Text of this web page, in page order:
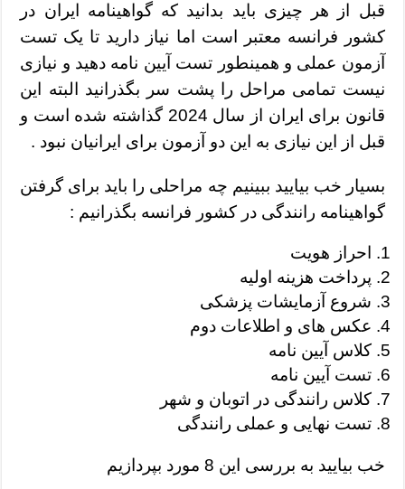
قبل از هر چیزی باید بدانید که گواهینامه ایران در
کشور فرانسه معتبر است اما نیاز دارید تا یک تست
آزمون عملی و همینطور تست آیین نامه دهید و نیازی
نیست تمامی مراحل را پشت سر بگذرانید البته این
قانون برای ایران از سال 2024 گذاشته شده است و
قبل از این نیازی به این دو آزمون برای ایرانیان نبود .
بسیار خب بیایید ببینیم چه مراحلی را باید برای گرفتن
گواهینامه رانندگی در کشور فرانسه بگذرانیم :
احراز هویت
پرداخت هزینه اولیه
شروع آزمایشات پزشکی
عکس های و اطلاعات دوم
کلاس آیین نامه
تست آیین نامه
کلاس رانندگی در اتوبان و شهر
تست نهایی و عملی رانندگی
خب بیایید به بررسی این 8 مورد بپردازیم